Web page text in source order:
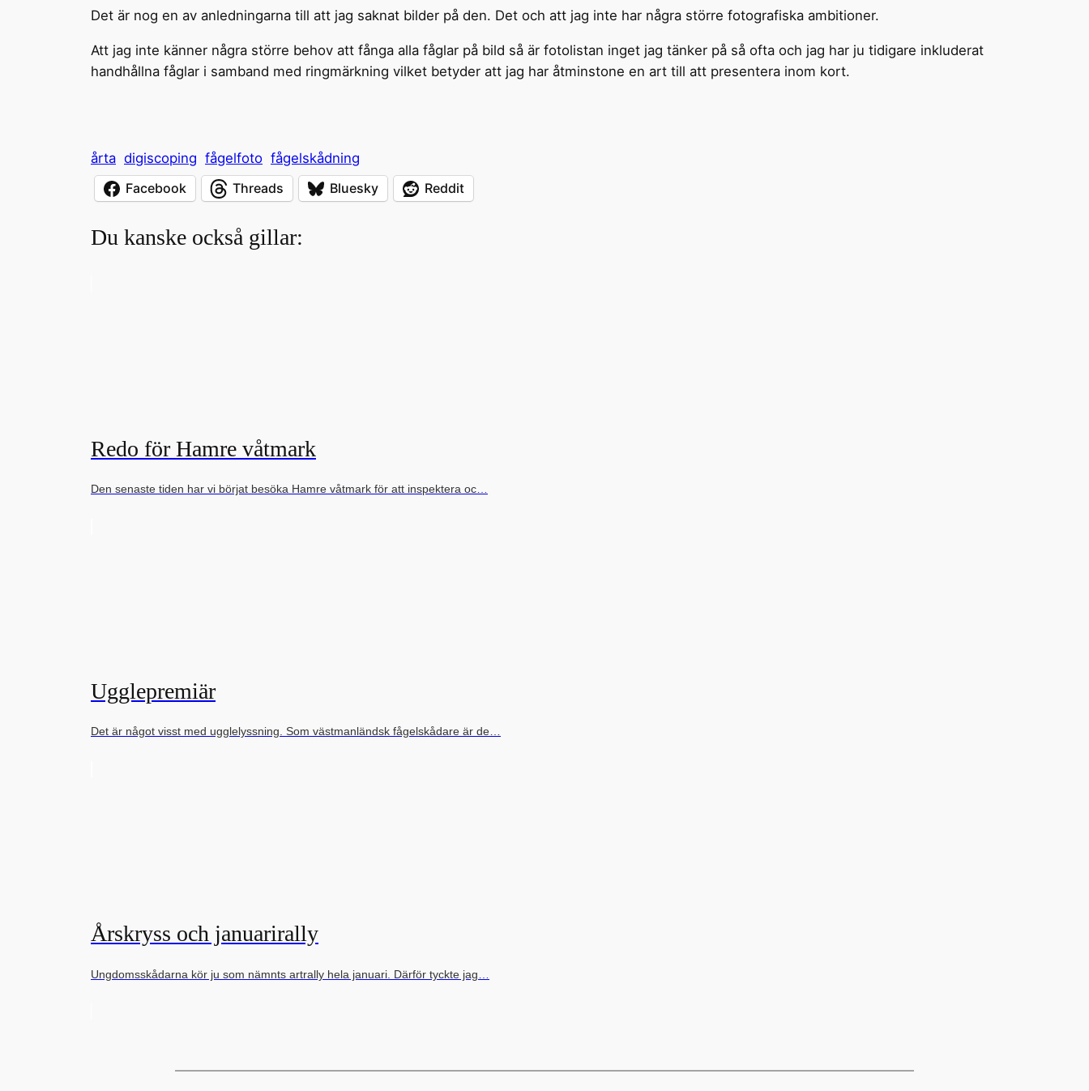
Det är nog en av anledningarna till att jag saknat bilder på den. Det och att jag inte har några större fotografiska ambitioner.
Att jag inte känner några större behov att fånga alla fåglar på bild så är fotolistan inget jag tänker på så ofta och jag har ju tidigare inkluderat
handhållna fåglar i samband med ringmärkning vilket betyder att jag har åtminstone en art till att presentera inom kort.
årta digiscoping fågelfoto fågelskådning
Facebook
Threads Bluesky Reddit
Du kanske också gillar:
Redo för Hamre våtmark
Den senaste tiden har vi börjat besöka Hamre våtmark för att inspektera oc…
Ugglepremiär
Det är något visst med ugglelyssning. Som västmanländsk fågelskådare är de…
Årskryss och januarirally
Ungdomsskådarna kör ju som nämnts artrally hela januari. Därför tyckte jag…